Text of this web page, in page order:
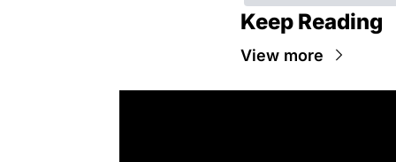
Keep Reading
View more